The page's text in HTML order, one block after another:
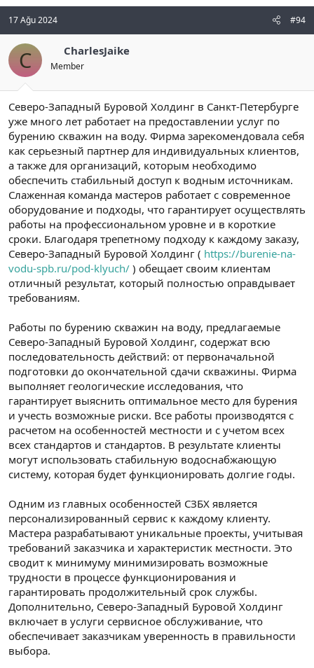
17 Ağu 2024 #94
C CharlesJaike
Member
Северо-Западный Буровой Холдинг в Санкт-Петербурге
уже много лет работает на предоставлении услуг по
бурению скважин на воду. Фирма зарекомендовала себя
как серьезный партнер для индивидуальных клиентов,
а также для организаций, которым необходимо
обеспечить стабильный доступ к водным источникам.
Слаженная команда мастеров работает с современное
оборудование и подходы, что гарантирует осуществлять
работы на профессиональном уровне и в короткие
сроки. Благодаря трепетному подходу к каждому заказу,
Северо-Западный Буровой Холдинг ( https://burenie-na-
vodu-spb.ru/pod-klyuch/ ) обещает своим клиентам
отличный результат, который полностью оправдывает
требованиям.
Работы по бурению скважин на воду, предлагаемые
Северо-Западный Буровой Холдинг, содержат всю
последовательность действий: от первоначальной
подготовки до окончательной сдачи скважины. Фирма
выполняет геологические исследования, что
гарантирует выяснить оптимальное место для бурения
и учесть возможные риски. Все работы производятся с
расчетом на особенностей местности и с учетом всех
всех стандартов и стандартов. В результате клиенты
могут использовать стабильную водоснабжающую
систему, которая будет функционировать долгие годы.
Одним из главных особенностей СЗБХ является
персонализированный сервис к каждому клиенту.
Мастера разрабатывают уникальные проекты, учитывая
требований заказчика и характеристик местности. Это
сводит к минимуму минимизировать возможные
трудности в процессе функционирования и
гарантировать продолжительный срок службы.
Дополнительно, Северо-Западный Буровой Холдинг
включает в услуги сервисное обслуживание, что
обеспечивает заказчикам уверенность в правильности
выбора.